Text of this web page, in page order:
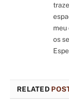
meu
os
RELATED